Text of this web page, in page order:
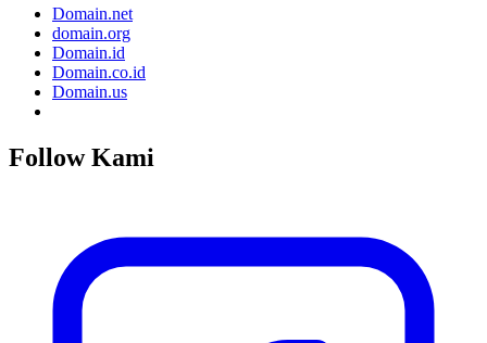
Domain.net
domain.org
Domain.id
Domain.co.id
Domain.us
Follow Kami